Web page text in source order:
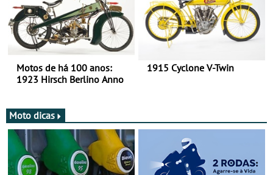
Motos de há 100 anos:
1923 Hirsch Berlino Anno
1915 Cyclone V-Twin
Moto dicas